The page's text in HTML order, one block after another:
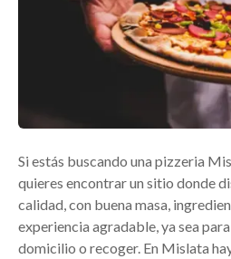
Si estás buscando una pizzeria
quieres encontrar un sitio donde
calidad, con buena masa,
experiencia agradable, ya sea
domicilio o recoger. En Mislata